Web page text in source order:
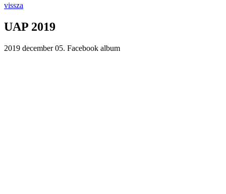
vissza
UAP 2019
2019 december 05. Facebook album